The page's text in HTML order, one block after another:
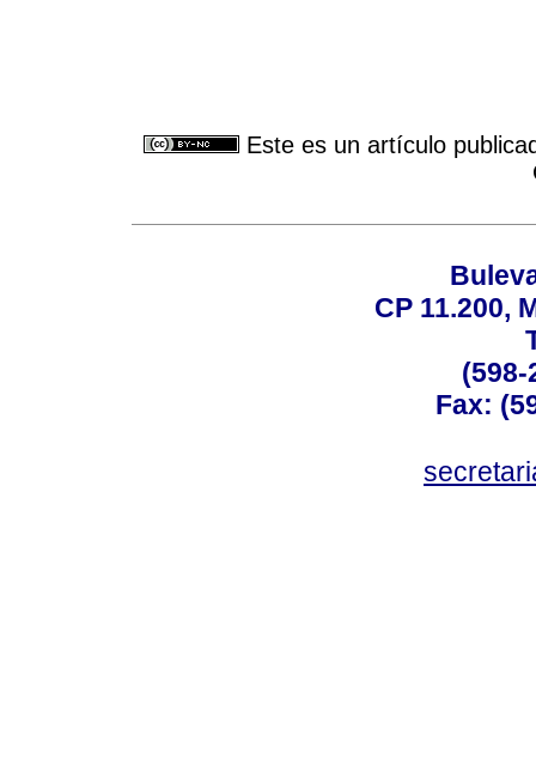
Este es un artículo
CP 11.200,
(598-
Fax: